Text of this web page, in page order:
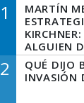
1
MARTÍN
ALGUIEN
DECIR A
TIENE
2
QUÉ DIJO
INVASIÓN